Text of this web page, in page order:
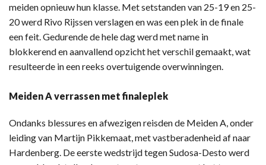
meiden opnieuw hun klasse. Met setstanden van 25-19 en 25-
20 werd Rivo Rijssen verslagen en was een plek in de finale
een feit. Gedurende de hele dag werd met name in
blokkerend en aanvallend opzicht het verschil gemaakt, wat
resulteerde in een reeks overtuigende overwinningen.
Meiden A verrassen met finaleplek
Ondanks blessures en afwezigen reisden de Meiden A, onder
leiding van Martijn Pikkemaat, met vastberadenheid af naar
Hardenberg. De eerste wedstrijd tegen Sudosa-Desto werd